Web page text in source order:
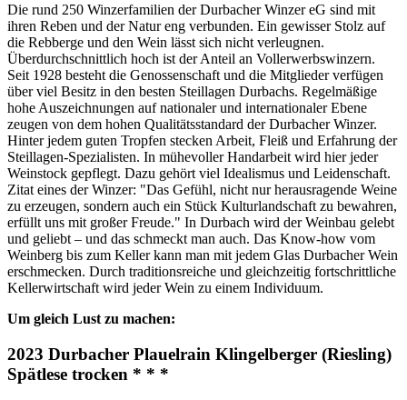
Die rund 250 Winzerfamilien der Durbacher Winzer eG sind mit
ihren Reben und der Natur eng verbunden. Ein gewisser Stolz auf
die Rebberge und den Wein lässt sich nicht verleugnen.
Überdurchschnittlich hoch ist der Anteil an Vollerwerbswinzern.
Seit 1928 besteht die Genossenschaft und die Mitglieder verfügen
über viel Besitz in den besten Steillagen Durbachs. Regelmäßige
hohe Auszeichnungen auf nationaler und internationaler Ebene
zeugen von dem hohen Qualitätsstandard der Durbacher Winzer.
Hinter jedem guten Tropfen stecken Arbeit, Fleiß und Erfahrung der
Steillagen-Spezialisten. In mühevoller Handarbeit wird hier jeder
Weinstock gepflegt. Dazu gehört viel Idealismus und Leidenschaft.
Zitat eines der Winzer: "Das Gefühl, nicht nur herausragende Weine
zu erzeugen, sondern auch ein Stück Kulturlandschaft zu bewahren,
erfüllt uns mit großer Freude." In Durbach wird der Weinbau gelebt
und geliebt – und das schmeckt man auch. Das Know-how vom
Weinberg bis zum Keller kann man mit jedem Glas Durbacher Wein
erschmecken. Durch traditionsreiche und gleichzeitig fortschrittliche
Kellerwirtschaft wird jeder Wein zu einem Individuum.
Um gleich Lust zu machen:
2023 Durbacher Plauelrain Klingelberger (Riesling)
Spätlese trocken * * *